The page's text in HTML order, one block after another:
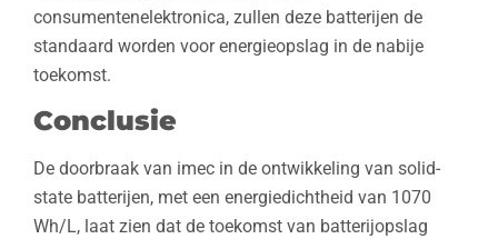
consumentenelektronica, zullen deze batterijen de
standaard worden voor energieopslag in de nabije
toekomst.
Conclusie
De doorbraak van imec in de ontwikkeling van solid-
state batterijen, met een energiedichtheid van 1070
Wh/L, laat zien dat de toekomst van batterijopslag